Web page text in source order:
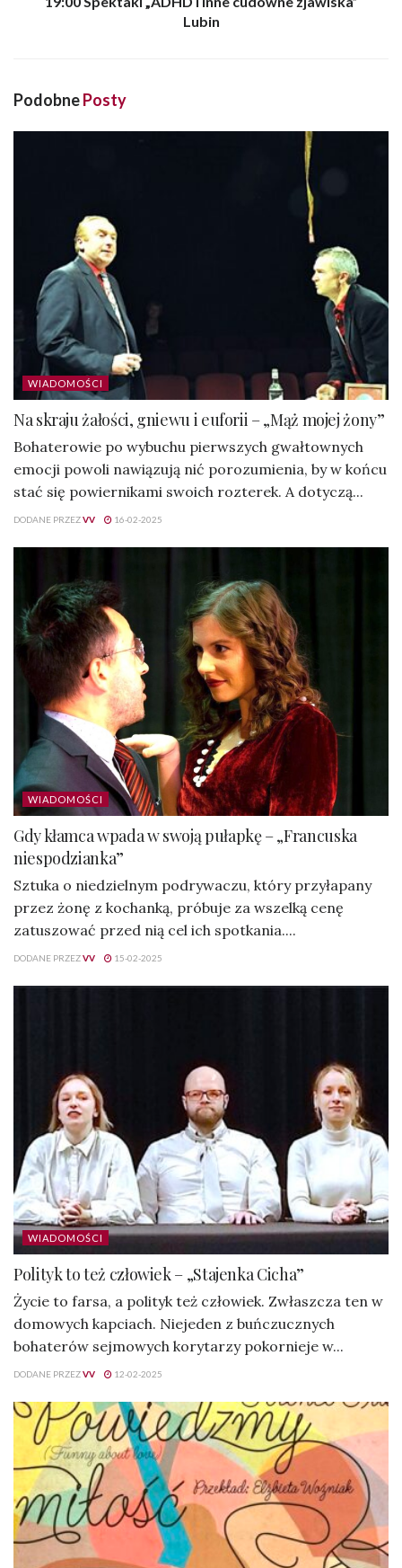
Lubin
PodobnePosty
WIADOMOŚCI
Na skraju żałości, gniewu i euforii – „Mąż mojej żony”
Bohaterowie po wybuchu pierwszych gwałtownych
emocji powoli nawiązują nić porozumienia, by w końcu
stać się powiernikami swoich rozterek. A dotyczą...
DODANE PRZEZVV 16-02-2025
WIADOMOŚCI
Gdy kłamca wpada w swoją pułapkę – „Francuska
niespodzianka”
Sztuka o niedzielnym podrywaczu, który przyłapany
przez żonę z kochanką, próbuje za wszelką cenę
zatuszować przed nią cel ich spotkania....
DODANE PRZEZVV 15-02-2025
WIADOMOŚCI
Polityk to też człowiek – „Stajenka Cicha”
Życie to farsa, a polityk też człowiek. Zwłaszcza ten w
domowych kapciach. Niejeden z buńczucznych
bohaterów sejmowych korytarzy pokornieje w...
DODANE PRZEZVV 12-02-2025